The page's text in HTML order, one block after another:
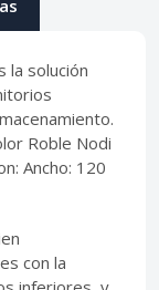
la solución
Roble Nodi
Ancho: 120
con la